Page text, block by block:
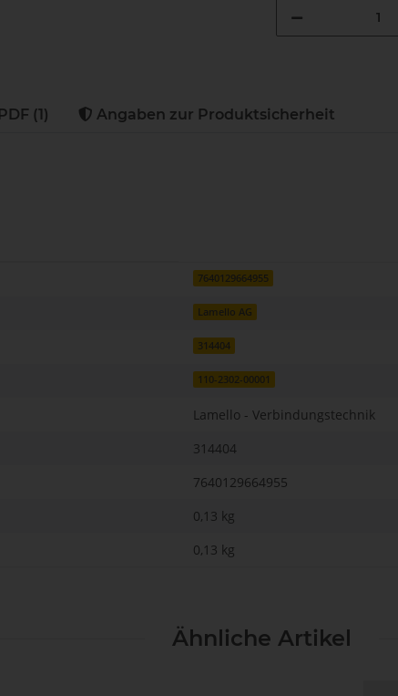
PDF (1) Angaben zur Produktsicherheit
7640129664955
Lamello AG
314404
110-2302-00001
Lamello - Verbindungstechnik
314404
7640129664955
0,13 kg
0,13 kg
Ähnliche Artikel